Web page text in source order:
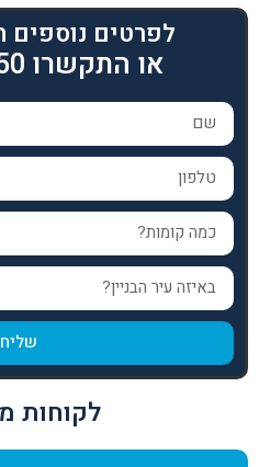
לפרטים נוספים
או התקשרו 073-8022050
לקוחות